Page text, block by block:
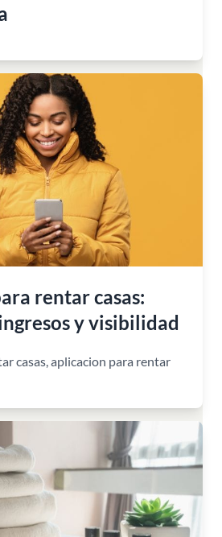
rentar casas:
y visibilidad
casas,aplicacion para rentar